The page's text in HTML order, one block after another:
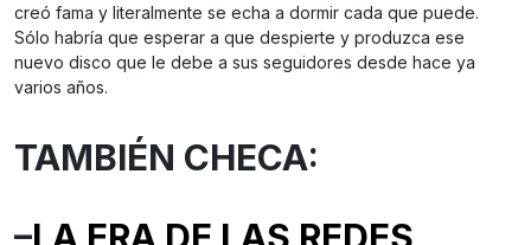
creó fama y literalmente se echa a dormir cada que puede.
Sólo habría que esperar a que despierte y produzca ese
nuevo disco que le debe a sus seguidores desde hace ya
varios años.
TAMBIÉN CHECA: